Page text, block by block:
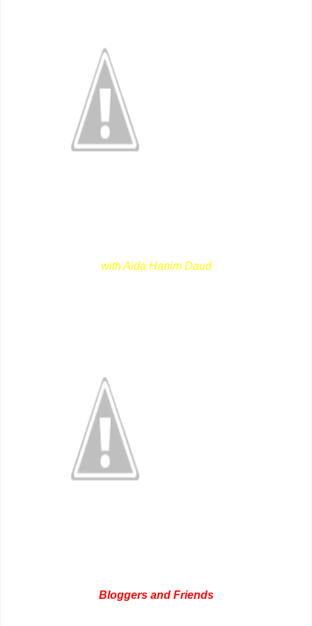
with Aida Hanim Daud
Bloggers and Friends